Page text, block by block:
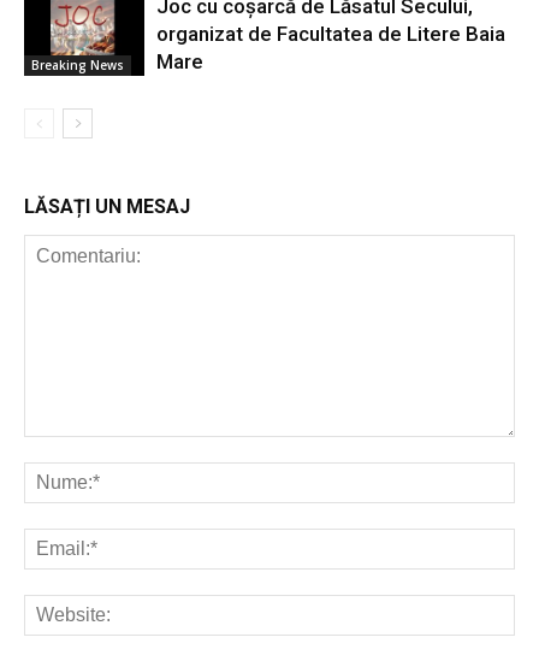
Breaking News
Joc cu coșarcă de Lăsatul Secului,
organizat de Facultatea de Litere Baia
Mare
LĂSAȚI UN MESAJ